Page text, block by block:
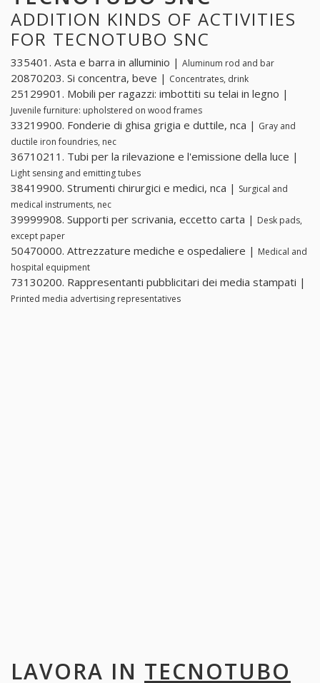
ADDITION KINDS OF ACTIVITIES
FOR TECNOTUBO SNC
335401. Asta e barra in alluminio | Aluminum rod and bar
20870203. Si concentra, beve | Concentrates, drink
25129901. Mobili per ragazzi: imbottiti su telai in legno |
Juvenile furniture: upholstered on wood frames
33219900. Fonderie di ghisa grigia e duttile, nca | Gray and
ductile iron foundries, nec
36710211. Tubi per la rilevazione e l'emissione della luce |
Light sensing and emitting tubes
38419900. Strumenti chirurgici e medici, nca | Surgical and
medical instruments, nec
39999908. Supporti per scrivania, eccetto carta | Desk pads,
except paper
50470000. Attrezzature mediche e ospedaliere | Medical and
hospital equipment
73130200. Rappresentanti pubblicitari dei media stampati |
Printed media advertising representatives
LAVORA IN TECNOTUBO